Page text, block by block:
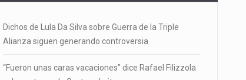
Dichos de Lula Da Silva sobre Guerra de la Triple
Alianza siguen generando controversia
“Fueron unas caras vacaciones” dice Rafael Filizzola